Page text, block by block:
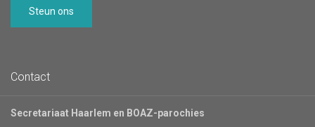
Steun ons
Contact
Secretariaat Haarlem en BOAZ-parochies